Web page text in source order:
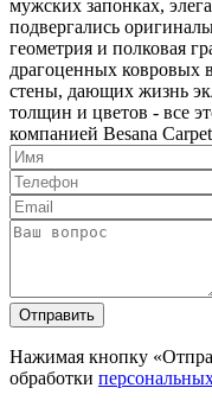
мужских запонках,
подвергались
геометрия и полковая
драгоценных ковровых
стены, дающих жизнь
толщин и цветов - все
компанией Besana
Отправить
Нажимая кнопку
обработки